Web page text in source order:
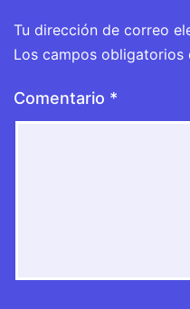
Tu dirección de correo
Los campos obligatorios
Comentario *